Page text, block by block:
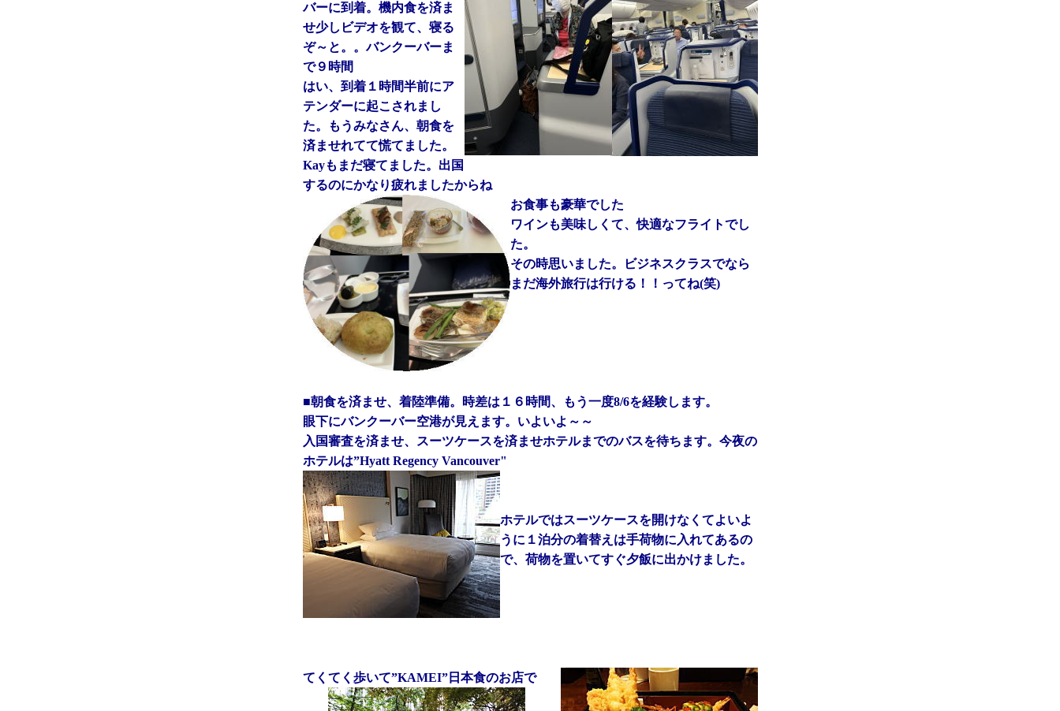
バーに到着。機内食を済ま
せ少しビデオを観て、寝る
ぞ～と。。バンクーバーま
で９時間
はい、到着１時間半前にア
テンダーに起こされまし
た。もうみなさん、朝食を
済ませれてて慌てました。
Kayもまだ寝てました。出国
するのにかなり疲れましたからね
お食事も豪華でした
ワインも美味しくて、快適なフライトでし
た。
その時思いました。ビジネスクラスでなら
まだ海外旅行は行ける！！ってね(笑)
■朝食を済ませ、着陸準備。時差は１６時間、もう一度8/6を経験します。
眼下にバンクーバー空港が見えます。いよいよ～～
入国審査を済ませ、スーツケースを済ませホテルまでのバスを待ちます。今夜の
ホテルは”Hyatt Regency Vancouver"
ホテルではスーツケースを開けなくてよいよ
うに１泊分の着替えは手荷物に入れてあるの
で、荷物を置いてすぐ夕飯に出かけました。
てくてく歩いて”KAMEI”日本食のお店で